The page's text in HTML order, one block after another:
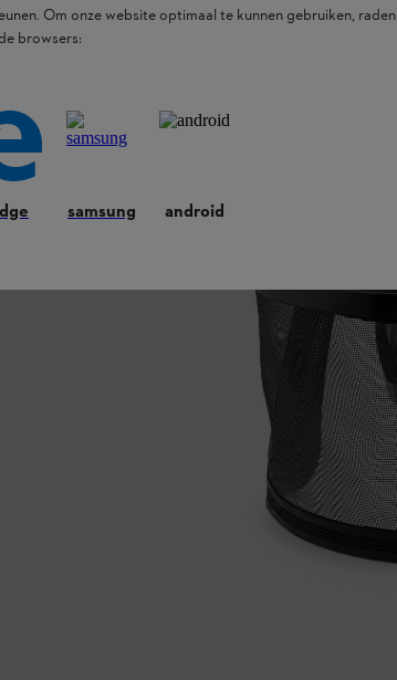
® 4.0, aparte
1731.
Om onze website optimaal te kunnen gebruiken, raden
browsers:
samsung android